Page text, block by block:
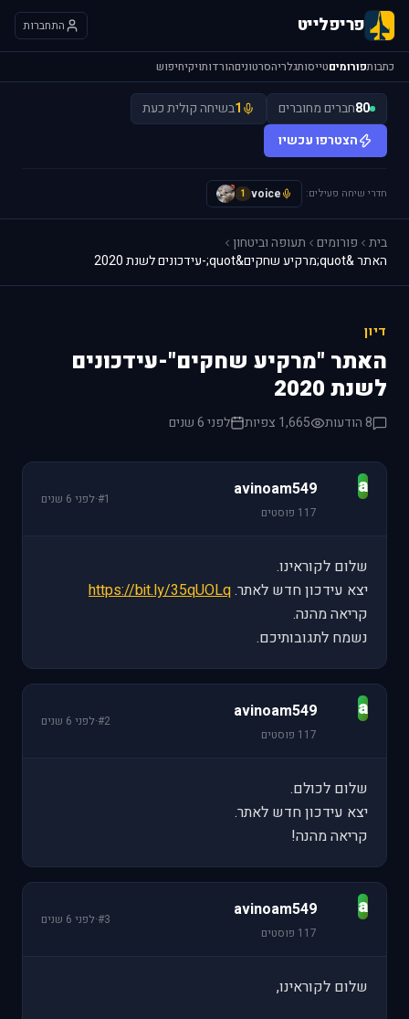
פריפלייט התחברות
כתבותפורומיםטייסותגלריהסרטוניםהורדותויקיחיפוש
80חברים מחוברים 1בשיחה קולית כעת
הצטרפו עכשיו
חדרי שיחה פעילים: voice
1
A
בית פורומים
תעופה וביטחון
האתר &quot;מרקיע שחקים&quot;-עידכונים לשנת 2020
דיון
האתר "מרקיע שחקים"-עידכונים
לשנת 2020
8 הודעות 1,665 צפיות לפני 6 שנים
a
avinoam549
117 פוסטים
#1
·לפני 6 שנים
שלום לקוראינו.
יצא עידכון חדש לאתר.https://bit.ly/35qUOLq
קריאה מהנה.
נשמח לתגובותיכם.
a
avinoam549
117 פוסטים
#2
·לפני 6 שנים
שלום לכולם.
יצא עידכון חדש לאתר.
קריאה מהנה!
a
avinoam549
117 פוסטים
#3
·לפני 6 שנים
שלום לקוראינו,